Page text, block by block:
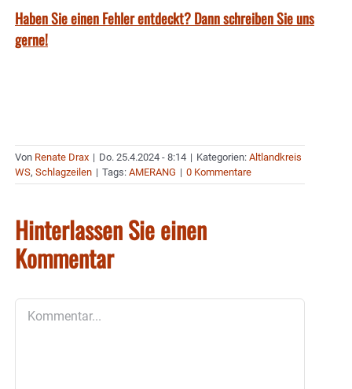
Haben Sie einen Fehler entdeckt? Dann schreiben Sie uns
gerne!
Von Renate Drax | Do. 25.4.2024 - 8:14 | Kategorien: Altlandkreis
WS, Schlagzeilen | Tags: AMERANG | 0 Kommentare
Hinterlassen Sie einen
Kommentar